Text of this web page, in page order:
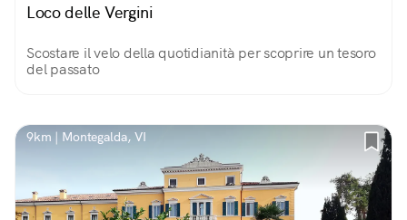
Loco delle Vergini
Scostare il velo della quotidianità per scoprire un tesoro
del passato
9km | Montegalda, VI